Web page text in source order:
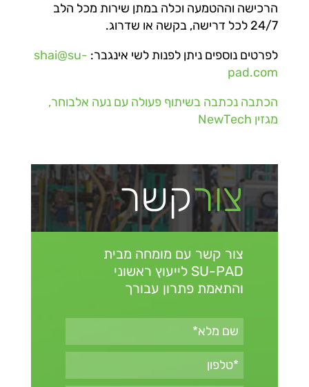
הרכישה וההטמעה וכלה במתן שירות מכל הלב
24/7 לכל דרישה, בקשה או שדרוג.
לפרטים נוספים ניתן לפנות לשי אינגבר: shai@su-
pad.com
הכתבה נכתבה בשיתוף פעולה עם נעה אלבוחר,
מגזין NewTech
צורקשר
צור קשר עם מומחה מבית
SU-PAD לייעוץ ראשוני
והתאמת פתרון עבורך